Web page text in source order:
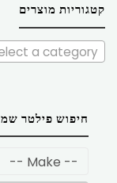
קטגוריות מוצרים
a category
חיפוש פילטר